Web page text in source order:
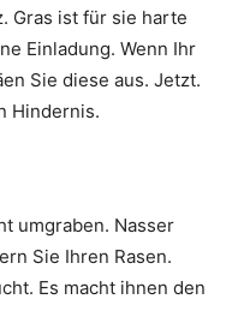
Gras ist für sie harte
Einladung. Wenn Ihr
Sie diese aus. Jetzt.
Hindernis.
umgraben. Nasser
Sie Ihren Rasen.
Es macht ihnen den